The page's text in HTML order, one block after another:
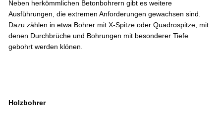
Neben herkömmlichen Betonbohrern gibt es weitere
Ausführungen, die extremen Anforderungen gewachsen sind.
Dazu zählen in etwa Bohrer mit X-Spitze oder Quadrospitze, mit
denen Durchbrüche und Bohrungen mit besonderer Tiefe
gebohrt werden klönen.
Holzbohrer